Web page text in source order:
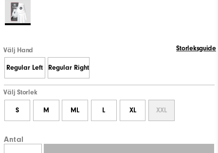
Välj Hand Storleksguide
Regular Left Regular Right
Välj Storlek
S M ML L XL XXL
Antal